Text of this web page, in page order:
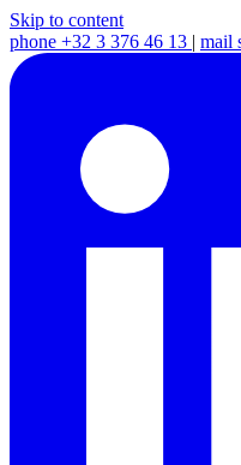
Skip to content
phone +32 3 376 46 13 | mail